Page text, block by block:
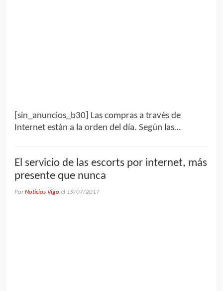
[sin_anuncios_b30] Las compras a través de
Internet están a la orden del día. Según las…
El servicio de las escorts por internet, más
presente que nunca
PorNoticias Vigo el 19/07/2017